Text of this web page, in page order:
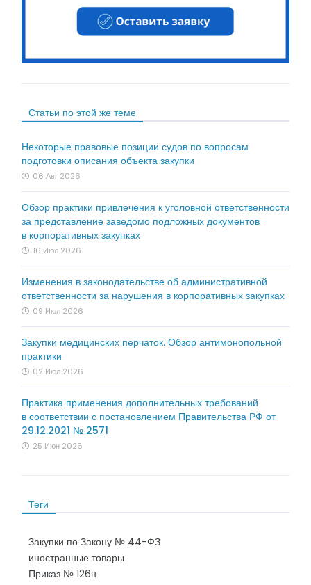
Статьи по этой же теме
Некоторые правовые позиции судов по вопросам
подготовки описания объекта закупки
06 Авг 2026
Обзор практики привлечения к уголовной ответственности
за представление заведомо подложных документов
в корпоративных закупках
16 Июл 2026
Изменения в законодательстве об административной
ответственности за нарушения в корпоративных закупках
09 Июл 2026
Закупки медицинских перчаток. Обзор антимонопольной
практики
02 Июл 2026
Практика применения дополнительных требований
в соответствии с постановлением Правительства РФ от
29.12.2021 № 2571
25 Июн 2026
Теги
Закупки по Закону № 44-ФЗ
иностранные товары
Приказ № 126н